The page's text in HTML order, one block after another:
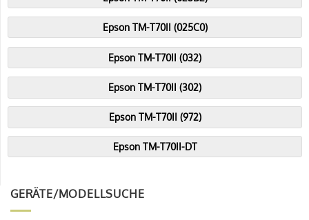
GERÄTE/MODELLSUCHE
Epson TM-T70II (025C0)
Epson TM-T70II (032)
Epson TM-T70II (302)
Epson TM-T70II (972)
Epson TM-T70II-DT